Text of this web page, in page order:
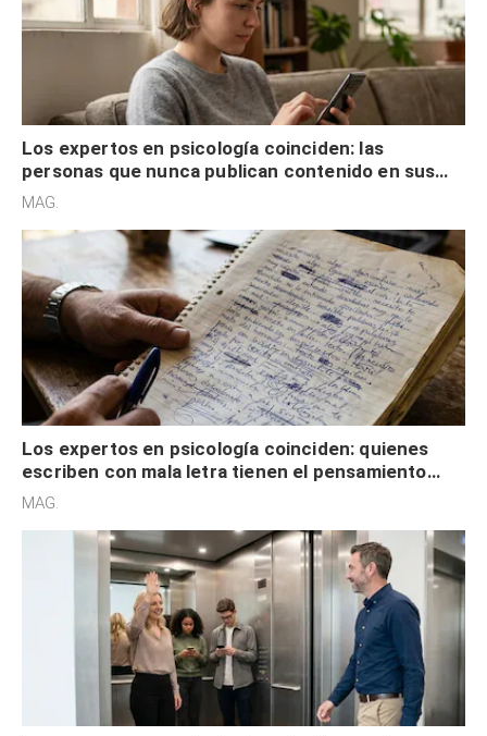
Los expertos en psicología coinciden: las
personas que nunca publican contenido en sus
redes sociales no pretenden buscar validación
MAG.
Los expertos en psicología coinciden: quienes
escriben con mala letra tienen el pensamiento
acelerado y no lo hacen por desinterés
MAG.